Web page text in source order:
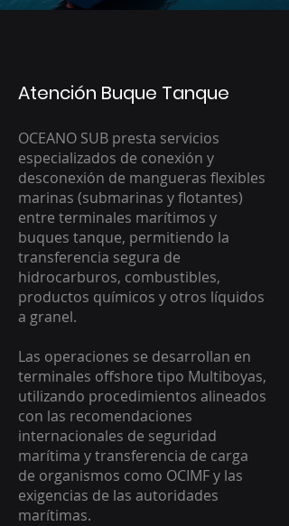
Atención Buque Tanque
OCEANO SUB presta servicios
especializados de conexión y
desconexión de mangueras flexibles
marinas (submarinas y flotantes)
entre terminales marítimos y
buques tanque, permitiendo la
transferencia segura de
hidrocarburos, combustibles,
productos químicos y otros líquidos
a granel.
Las operaciones se desarrollan en
terminales offshore tipo Multiboyas,
utilizando procedimientos alineados
con las recomendaciones
internacionales de seguridad
marítima y transferencia de carga
de organismos como OCIMF y las
exigencias de las autoridades
marítimas.